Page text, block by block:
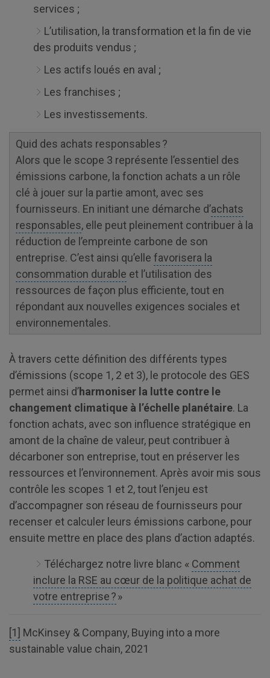
services ;
L’utilisation, la transformation et la fin de vie
des produits vendus ;
Les actifs loués en aval ;
Les franchises ;
Les investissements.
Quid des achats responsables ?
Alors que le scope 3 représente l’essentiel des
émissions carbone, la fonction achats a un rôle
clé à jouer sur la partie amont, avec ses
fournisseurs. En initiant une démarche d’achats
responsables, elle peut pleinement contribuer à la
réduction de l’empreinte carbone de son
entreprise. C’est ainsi qu’elle favorisera la
consommation durable et l’utilisation des
ressources de façon plus efficiente, tout en
répondant aux nouvelles exigences sociales et
environnementales.
À travers cette définition des différents types
d’émissions (scope 1, 2 et 3), le protocole des GES
permet ainsi d’harmoniser la lutte contre le
changement climatique à l’échelle planétaire. La
fonction achats, avec son influence stratégique en
amont de la chaîne de valeur, peut contribuer à
décarboner son entreprise, tout en préserver les
ressources et l’environnement. Après avoir mis sous
contrôle les scopes 1 et 2, tout l’enjeu est
d’accompagner son réseau de fournisseurs pour
recenser et calculer leurs émissions carbone, pour
ensuite mettre en place des plans d’action adaptés.
Téléchargez notre livre blanc « Comment
inclure la RSE au cœur de la politique achat de
votre entreprise ?»
[1] McKinsey & Company, Buying into a more
sustainable value chain, 2021